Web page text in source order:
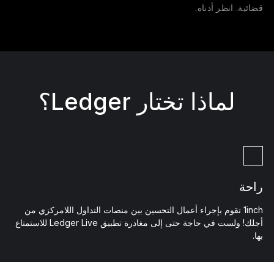
مقارنة أجهزة توقيع Ledger
قضائية. انظر أدناه.
لماذا تختار Ledger؟
راحة
1inch تقوم بإجراء أعمال التحسين بين منصات التداول اللامركزي من
أجلك! ولست في حاجة حتى إلى مغادرة تطبيق Ledger Live للاستمتاع
بها.